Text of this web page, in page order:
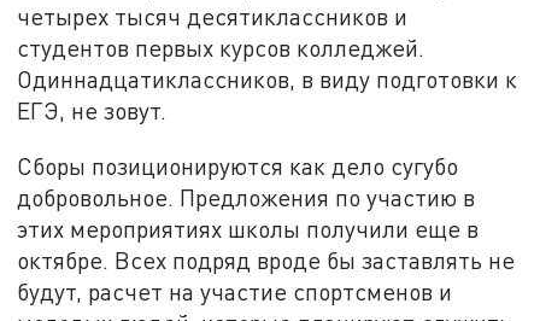
четырех тысяч десятиклассников и
студентов первых курсов колледжей.
Одиннадцатиклассников, в виду подготовки к
ЕГЭ, не зовут.
Сборы позиционируются как дело сугубо
добровольное. Предложения по участию в
этих мероприятиях школы получили еще в
октябре. Всех подряд вроде бы заставлять не
будут, расчет на участие спортсменов и